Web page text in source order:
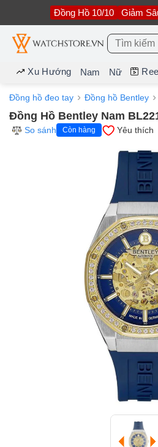
nội
dung
Đồng Hồ 10/10 Giảm
Tìm
kiếm:
Xu Hướng Nam Nữ
Đồng hồ đeo tay Đồng hồ Bentley
Đồng Hồ Bentley Nam
So sánh
Còn hàng Yêu thích